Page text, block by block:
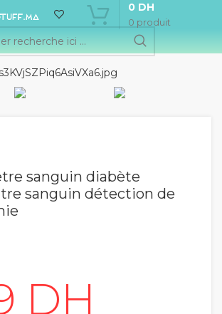
0 produit
0 DH
agrandir
sanguin diabète
sanguin détection de